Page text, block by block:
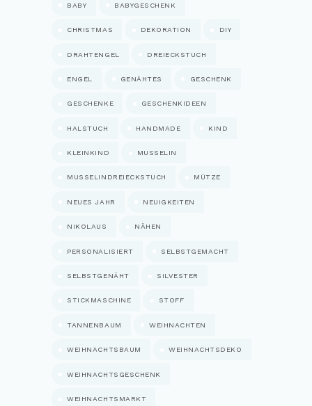
BABY BABYGESCHENK
CHRISTMAS DEKORATION DIY
DRAHTENGEL DREIECKSTUCH
ENGEL GENÄHTES GESCHENK
GESCHENKE GESCHENKIDEEN
HALSTUCH HANDMADE KIND
KLEINKIND MUSSELIN
MUSSELINDREIECKSTUCH MÜTZE
NEUES JAHR NEUIGKEITEN
NIKOLAUS NÄHEN
PERSONALISIERT SELBSTGEMACHT
SELBSTGENÄHT SILVESTER
STICKMASCHINE STOFF
TANNENBAUM WEIHNACHTEN
WEIHNACHTSBAUM WEIHNACHTSDEKO
WEIHNACHTSGESCHENK
WEIHNACHTSMARKT